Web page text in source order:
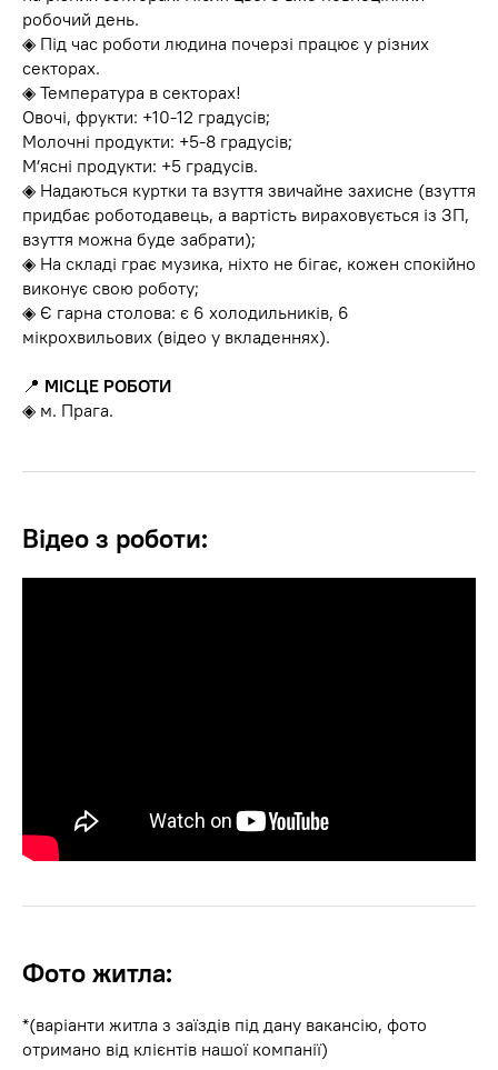
робочий день.
◈ Під час роботи людина почерзі працює у різних
секторах.
◈ Температура в секторах!
Овочі, фрукти: +10-12 градусів;
Молочні продукти: +5-8 градусів;
Мʼясні продукти: +5 градусів.
◈ Надаються куртки та взуття звичайне захисне (взуття
придбає роботодавець, а вартість вираховується із ЗП,
взуття можна буде забрати);
◈ На складі грає музика, ніхто не бігає, кожен спокійно
виконує свою роботу;
◈ Є гарна столова: є 6 холодильників, 6
мікрохвильових (відео у вкладеннях).
📍 МІСЦЕ РОБОТИ
◈ м. Прага.
Відео з роботи:
Фото житла:
*(варіанти житла з заїздів під дану вакансію, фото
отримано від клієнтів нашої компанії)